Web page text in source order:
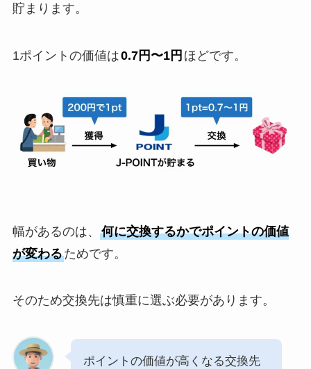
貯まります。
1ポイントの価値は0.7円〜1円 ほどです。
幅があるのは、 何に交換するかでポイントの価値
が変わるためです。
そのため交換先は慎重に選ぶ必要があります。
ポイントの価値が高くなる交換先